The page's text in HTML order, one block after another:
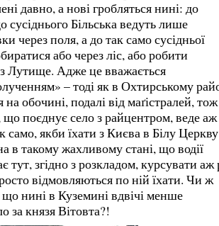
давно, а нові гробляться нині: до
сусіднього Більська ведуть лише
через поля, а до так само сусідньої
або через ліс, або робити
Лутище. Адже це вважається
– тоді як в Охтирському
обочині, подалі від маґістралей, тож
що поєднує село з райцентром, веде аж
само, якби їхати з Києва в Білу Церкву
в такому жахливому стані, що водії
тут, згідно з розкладом, курсувати аж
відмовляються по ній їхати. Чи ж
нині в Куземині вдвічі менше
за князя Вітовта?!